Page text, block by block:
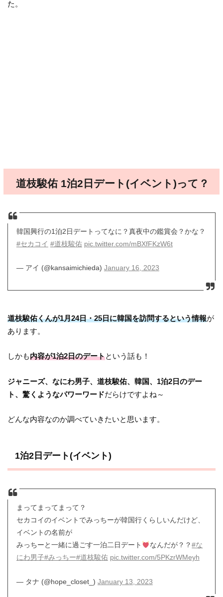
た。
道枝駿佑 1泊2日デート(イベント)って？
韓国興行の1泊2日デートってなに？真夜中の鑑賞会？かな？
#セカコイ #道枝駿佑 pic.twitter.com/mBXfFKzW6t
— アイ (@kansaimichieda) January 16, 2023
道枝駿佑くんが1月24日・25日に韓国を訪問するという情報が
あります。
しかも内容が1泊2日のデートという話も！
ジャニーズ、なにわ男子、道枝駿佑、韓国、1泊2日のデー
ト、驚くようなパワーワードだらけですよね～
どんな内容なのか調べていきたいと思います。
1泊2日デート(イベント)
まってまってまって？
セカコイのイベントでみっちーが韓国行くらしいんだけど、
イベントの名前が
みっちーと一緒に過ごす一泊二日デート
なんだが？？#な
にわ男子#みっちー#道枝駿佑 pic.twitter.com/5PKzrWMeyh
— タナ (@hope_closet_) January 13, 2023